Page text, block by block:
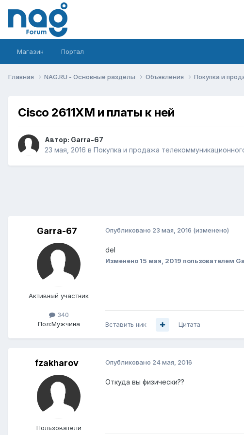
Магазин Портал
Главная NAG.RU - Основные разделы Объявления Покупка и
Cisco 2611XM и платы к ней
Автор: Garra-67
23 мая, 2016 в Покупка и продажа
Garra-67
Активный участник
340
Пол:Мужчина
Опубликовано 23 мая, 2016 (изменено)
del
Изменено 15 мая, 2019 пользователем
Вставить ник Цитата
fzakharov
Пользователи
Опубликовано 24 мая, 2016
Откуда вы физически??